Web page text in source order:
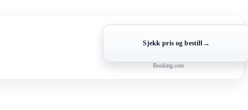
Sjekk pris og bestill →
Booking.com